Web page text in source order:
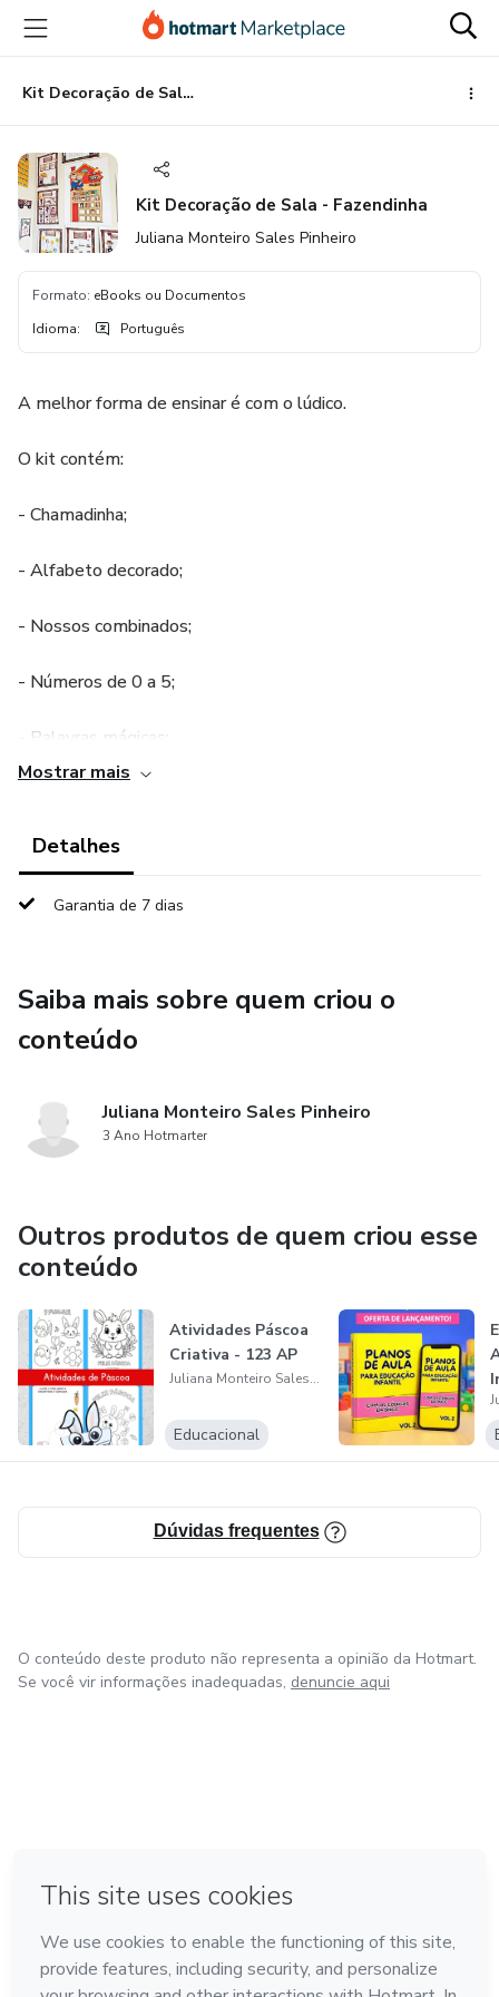
para
conteúdo
principal
para
pagamento
para
rodapé
Kit Decoração de Sala - Fazendinha
Kit Decoração de Sala - Fazendinha
Juliana Monteiro Sales Pinheiro
Formato: eBooks ou Documentos
Idioma: Português
A melhor forma de ensinar é com o lúdico.
O kit contém:
- Chamadinha;
- Alfabeto decorado;
- Nossos combinados;
- Números de 0 a 5;
- Palavras mágicas;
- Formas Geométricas;
- Cores;
Mostrar mais
Detalhes
Garantia de 7 dias
Saiba mais sobre quem criou o
conteúdo
Juliana Monteiro Sales Pinheiro
3 Ano Hotmarter
Outros produtos de quem criou esse
conteúdo
Atividades Páscoa
Criativa - 123 AP
Juliana Monteiro Sales Pinheiro
Educacional
Dúvidas frequentes
O conteúdo deste produto não representa a opinião da Hotmart.
Se você vir informações inadequadas, denuncie aqui
Feito com ❤ em Bogotá